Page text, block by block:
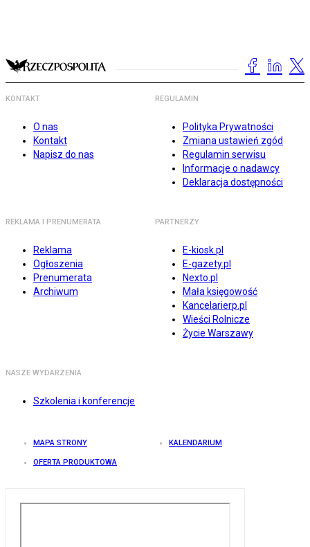
KONTAKT
O nas
Kontakt
Napisz do nas
REGULAMIN
Polityka Prywatności
Zmiana ustawień zgód
Regulamin serwisu
Informacje o nadawcy
Deklaracja dostępności
REKLAMA I PRENUMERATA
Reklama
Ogłoszenia
Prenumerata
Archiwum
PARTNERZY
E-kiosk.pl
E-gazety.pl
Nexto.pl
Mała księgowość
Kancelarierp.pl
Wieści Rolnicze
Życie Warszawy
NASZE WYDARZENIA
Szkolenia i konferencje
MAPA STRONY KALENDARIUM
OFERTA PRODUKTOWA